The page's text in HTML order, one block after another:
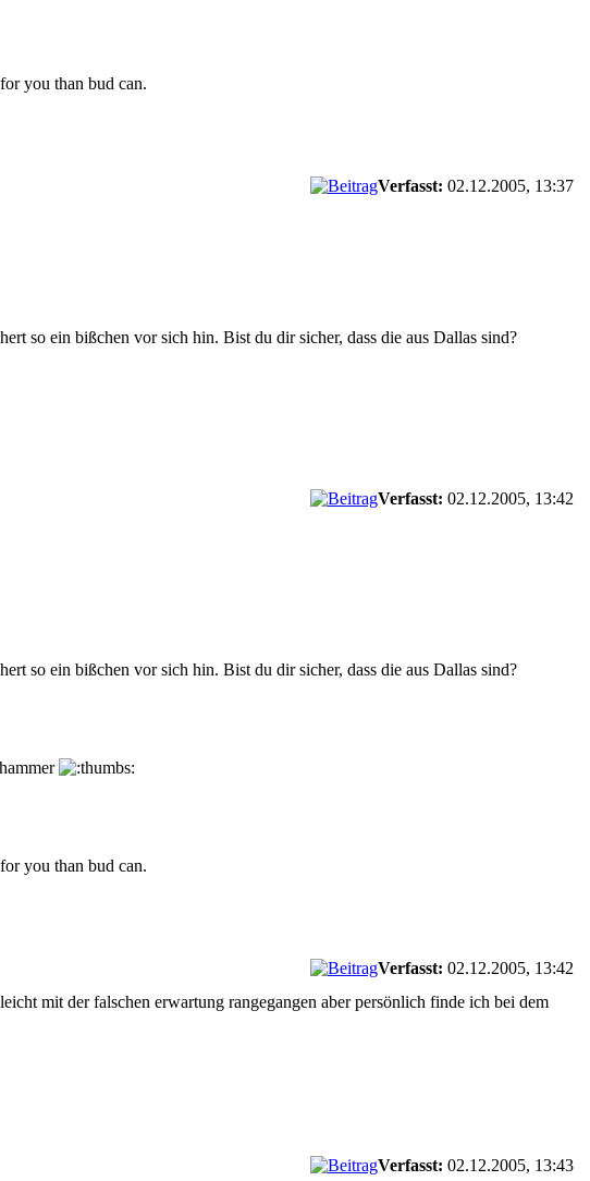
you than bud can.
Verfasst: 02.12.2005, 13:37
so ein bißchen vor sich hin. Bist du dir sicher, dass die aus Dallas sind?
Verfasst: 02.12.2005, 13:42
so ein bißchen vor sich hin. Bist du dir sicher, dass die aus Dallas sind?
you than bud can.
Verfasst: 02.12.2005, 13:42
mit der falschen erwartung rangegangen aber persönlich finde ich bei dem
Verfasst: 02.12.2005, 13:43